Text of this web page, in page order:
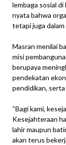
lembaga sosial
nyata bahwa
tetapi juga
Masran menilai
misi
berupaya
pendekatan
pendidikan,
“Bagi kami,
Kesejahteraan
lahir maupun
akan terus